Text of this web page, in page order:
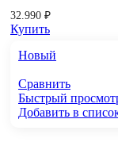
32.990 ₽
Купить
Новый
Сравнить
Быстрый
Добавить в